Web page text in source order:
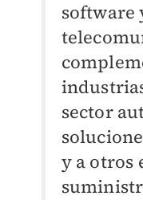
software
sector
y a otros